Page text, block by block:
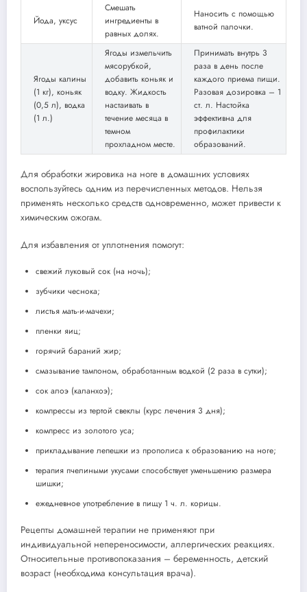
Йода, уксус
Смешать
ингредиенты в
равных долях.
Наносить с помощью
ватной палочки.
Ягоды калины
(1 кг), коньяк
(0,5 л), водка
(1 л.)
Ягоды измельчить
мясорубкой,
добавить коньяк и
водку. Жидкость
настаивать в
течение месяца в
темном
прохладном месте.
Принимать внутрь 3
раза в день после
каждого приема пищи.
Разовая дозировка – 1
ст. л. Настойка
эффективна для
профилактики
образований.
Для обработки жировика на ноге в домашних условиях
воспользуйтесь одним из перечисленных методов. Нельзя
применять несколько средств одновременно, может привести к
химическим ожогам.
Для избавления от уплотнения помогут:
свежий луковый сок (на ночь);
зубчики чеснока;
листья мать-и-мачехи;
пленки яиц;
горячий бараний жир;
смазывание тампоном, обработанным водкой (2 раза в сутки);
сок алоэ (каланхоэ);
компрессы из тертой свеклы (курс лечения 3 дня);
компресс из золотого уса;
прикладывание лепешки из прополиса к образованию на ноге;
терапия пчелиными укусами способствует уменьшению размера
шишки;
ежедневное употребление в пищу 1 ч. л. корицы.
Рецепты домашней терапии не применяют при
индивидуальной непереносимости, аллергических реакциях.
Относительные противопоказания – беременность, детский
возраст (необходима консультация врача).